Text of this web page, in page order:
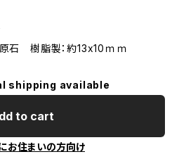
石 樹脂製：約13x10ｍｍ
shipping available
to cart
お住まいの方向け